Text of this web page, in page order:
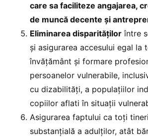
care sa faciliteze angajarea,
de muncă decente și
Eliminarea disparităților între
și asigurarea accesului egal la
învățământ și formare
persoanelor vulnerabile,
cu dizabilități, a populațiilor
copiilor aflati în situații
Asigurarea faptului ca toți
substanțială a adulților, atât